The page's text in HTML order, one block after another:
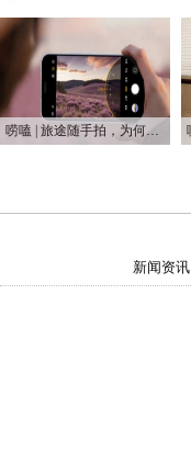
唠嗑 | 旅途随手拍，为何手机是普通人最好的摄影利器
新闻资讯